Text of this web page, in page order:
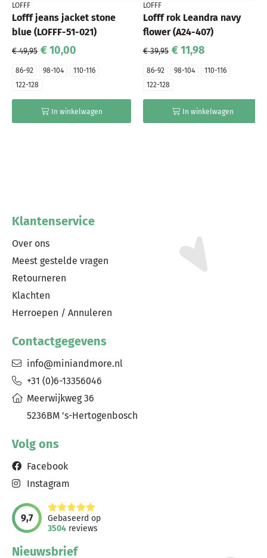
LOFFF
Lofff jeans jacket stone
blue (LOFFF-51-021)
€ 49,95 € 10,00
86-92 98-104
110-116
122-128
In winkelwagen
LOFFF
Lofff rok Leandra navy
flower (A24-407)
€ 39,95 € 11,98
86-92 98-104
110-116
122-128
In winkelwagen
Klantenservice
Over ons
Meest gestelde vragen
Retourneren
Klachten
Herroepen / Annuleren
Contactgegevens
info@miniandmore.nl
+31 (0)6-13356046
Meerwijkweg 36
5236BM 's-Hertogenbosch
Volg ons
Facebook
Instagram
9,7
Gebaseerd op
3504 reviews
Nieuwsbrief